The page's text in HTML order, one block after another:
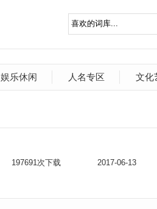
娱乐休闲 人名专区 文化
197691次下载 2017-06-13